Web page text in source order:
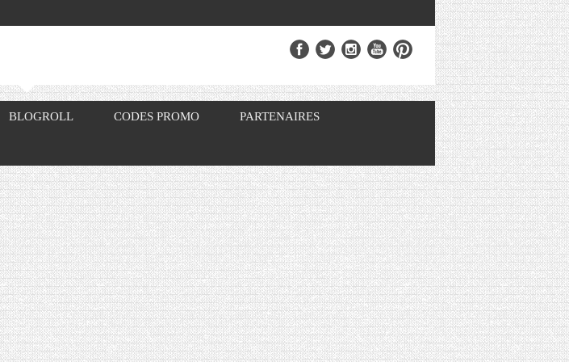
BLOGROLL CODES PROMO PARTENAIRES